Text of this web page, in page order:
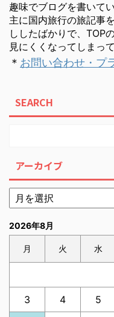
趣味でブログを書いて
主に国内旅行の旅記事
ししたばかりで、TOP
見にくくなってしまっ
＊ お問い合わせ・プ
SEARCH
アーカイブ
2026年8月
月 火 水
3 4 5